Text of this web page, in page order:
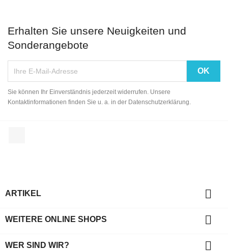
Erhalten Sie unsere Neuigkeiten und
Sonderangebote
Sie können Ihr Einverständnis jederzeit widerrufen. Unsere
Kontaktinformationen finden Sie u. a. in der Datenschutzerklärung.
ARTIKEL 
WEITERE ONLINE SHOPS 
WER SIND WIR? 